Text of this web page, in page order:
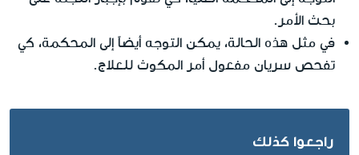
بحث الأمر.
في مثل هذه الحالة، يمكن التوجه أيضاً إلى المحكمة، كي
تفحص سريان مفعول أمر المكوث للعلاج.
راجعوا كذلك